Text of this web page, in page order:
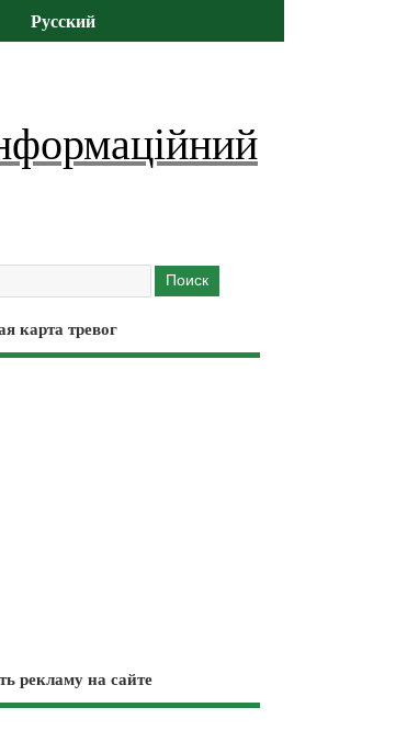
Русский
карта тревог
рекламу на сайте